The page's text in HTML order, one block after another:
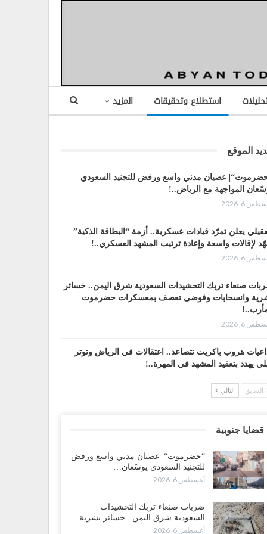
استطلاع وتحقيقات المزيد
الموقع
عصيان مدني واسع ورفض للتجنيد السعودي
المواجهة مع الرياض..!
6, 2026
يعلن تمرّد قيادات عسكرية.. أزمة “البطاقة الذكية”
لإقالات واسعة وإعادة ترتيب المشهد العسكري..!
6, 2026
صنعاء تربك التحشيدات السعودية شرق اليمن.. خسائر
وانسحابات وفوضى تعصف بمعسكرات حضرموت
6, 2026
هروب باكريت تتصاعد.. اعتقالات في الرياض وتوتر
يهدد بتعقيد المشهد في المهرة..!
6, 2026
الانتقالي يرفع التصعيد بالعصيان المدني.. ورسالة
للسعودية بشأن النفط..!
6, 2026
عرب جورنال: استقالة مدير مكتب العليمي.. هل
سلطة الرئاسي مرحلة التفكك المؤسسي..!
السابق التالي
قضايا جنوبية
“حضرموت“| عصيان مدني واسع ورفض
للتجنيد السعودي يوسّعان…
أغسطس 6, 2026
ضربات صنعاء تربك التحشيدات
السعودية شرق اليمن.. خسائر بشرية…
أغسطس 6, 2026